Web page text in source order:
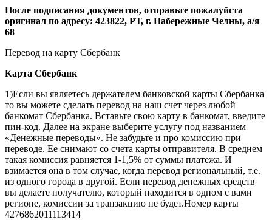
После подписания документов, отправьте пожалуйста
оригинал по адресу: 423822, РТ, г. Набережные Челны, а/я
68
Перевод на карту Сбербанк
Карта Сбербанк
1)Если вы являетесь держателем банковской карты Сбербанка
то вы можете сделать перевод на наш счет через любой
банкомат Сбербанка. Вставьте свою карту в банкомат, введите
пин-код. Далее на экране выберите услугу под названием
«Денежные переводы». Не забудьте и про комиссию при
переводе. Ее снимают со счета карты отправителя. В среднем
такая комиссия равняется 1-1,5% от суммы платежа. И
взимается она в том случае, когда перевод региональный, т.е.
из одного города в другой. Если перевод денежных средств
вы делаете получателю, который находится в одном с вами
регионе, комиссии за транзакцию не будет.Номер карты
4276862011113414